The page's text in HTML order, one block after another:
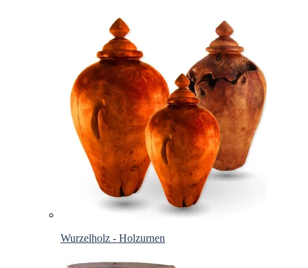
Wurzelholz - Holzurnen